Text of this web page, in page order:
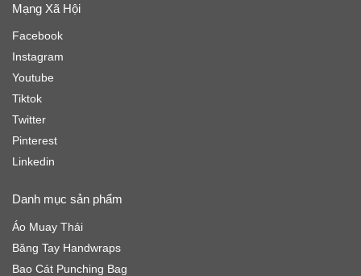
Mạng Xã Hội
Facebook
Instagram
Youtube
Tiktok
Twitter
Pinterest
Linkedin
Danh mục sản phẩm
Áo Muay Thái
Băng Tay Handwraps
Bao Cát Punching Bag